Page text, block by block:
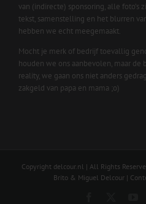
van (indirecte) sponsoring, alle foto’s
tekst, samenstelling en het blurren
hebben we echt meegemaakt.
Mocht je merk of bedrijf toevallig
houden we ons aanbevolen, maar
reality, we gaan ons niet anders
zakgeld van papa en mama ;o)
Copyright delcour.nl | All Rights
Brito & Miguel Delcour |